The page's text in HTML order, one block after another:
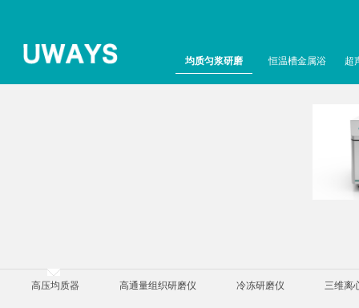
均质匀浆研磨 恒温槽金属浴 超
高压均质器 高通量组织研磨仪 冷冻研磨仪 三维离